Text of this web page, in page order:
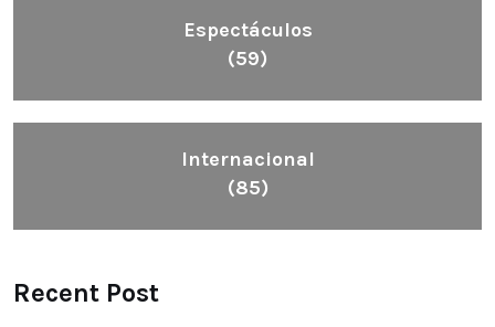
Espectáculos
(59)
Internacional
(85)
Recent Post